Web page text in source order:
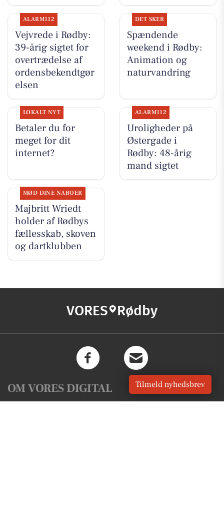
ALARM112
Vejvrede i Rødby:
39-årig sigtet for
overtrædelse af
ordensbekendtgør
elsen
DET SKER
Spændende
weekend i Rødby:
Animation og
naturvandring
LOKALT NYT
Betaler du for
meget for dit
internet?
ALARM112
Uroligheder på
Østergade i
Rødby: 48-årig
mand sigtet
MØD DINE NABOER
Majbritt Wriedt
holder af Rødbys
fællesskab, skoven
og dartklubben
VORES Rødby
OM VORES DIGITAL Tilmeld nyhedsbrev